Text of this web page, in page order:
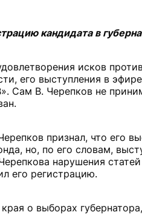
кандидата в
исков
его выступления в
Сам В. Черепков не
признал, что его
но, по его словам,
нарушения
его регистрацию.
о выборах